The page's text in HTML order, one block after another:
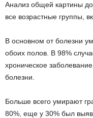
Анализ общей картины
все возрастные группы,
В основном от болезни
обоих полов. В 98%
хроническое
болезни.
Больше всего умирают
80%, еще у 30% был